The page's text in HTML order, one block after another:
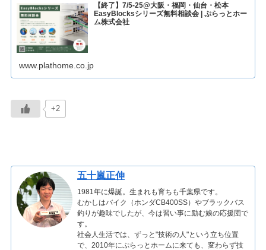
【終了】7/5-25@大阪・福岡・仙台・松本
EasyBlocksシリーズ無料相談会 | ぷらっとホー
ム株式会社
www.plathome.co.jp
+2
五十嵐正伸
1981年に爆誕。生まれも育ちも千葉県です。
むかしはバイク（ホンダCB400SS）やブラックバス
釣りが趣味でしたが、今は習い事に励む娘の応援団で
す。
社会人生活では、ずっと"技術の人"という立ち位置
で、2010年にぷらっとホームに来ても、変わらず技